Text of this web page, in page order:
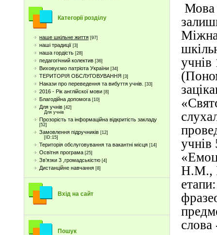
Категорії розділу
наше шкільне життя [97]
наші традиції [3]
наша гордість [28]
педагогічний колектив [36]
Виховуємо патріота України [34]
ТЕРИТОРІЯ ОБСЛУГОВУВАННЯ [3]
Накази про переведення та вибуття учнів. [33]
2016 - Рік англійскої мови [8]
Благодійна допомога [10]
Для учнів [42]
Для учнів
Прозорість та інформаційна відкритість закладу
[52]
Замовлення підручників [12]
[ID:15]
Територія обслуговування та вакантні місця [14]
Освітня програма [25]
Зв’язки 3 ,громадськістю [4]
Дистанційне навчання [8]
Вхід на сайт
Пошук
Мова
учнів
Н.М.,
слова